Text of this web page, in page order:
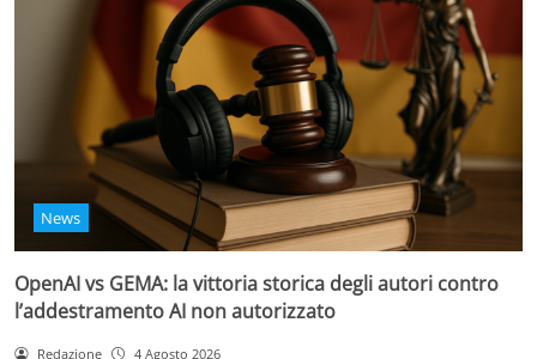
News
OpenAI vs GEMA: la vittoria storica degli autori contro
l’addestramento AI non autorizzato
Redazione 4 Agosto 2026